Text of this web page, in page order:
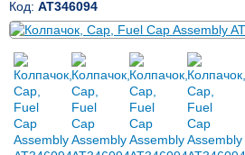
Код: AT346094